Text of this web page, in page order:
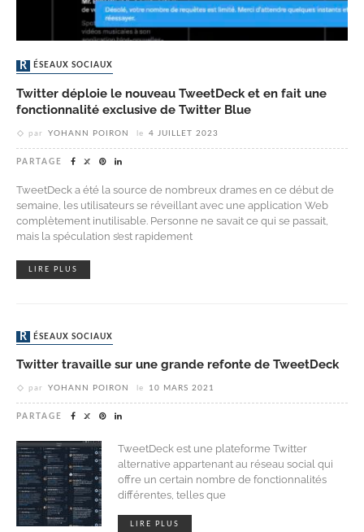
RÉSEAUX SOCIAUX
Twitter déploie le nouveau TweetDeck et en fait une
fonctionnalité exclusive de Twitter Blue
par YOHANN POIRON le 4 JUILLET 2023
PARTAGE
TweetDeck a été la source de nombreux drames en ce début de
semaine, les utilisateurs se réveillant avec une application Web
complètement inutilisable. Personne ne savait ce qui se passait,
mais la spéculation s’est rapidement
LIRE PLUS
RÉSEAUX SOCIAUX
Twitter travaille sur une grande refonte de TweetDeck
par YOHANN POIRON le 10 MARS 2021
PARTAGE
TweetDeck est une plateforme Twitter
alternative appartenant au réseau social qui
offre un certain nombre de fonctionnalités
différentes, telles que
LIRE PLUS